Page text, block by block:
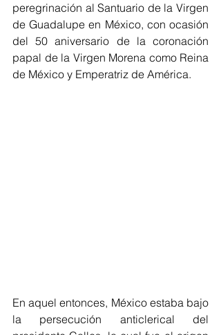
peregrinación al Santuario de la Virgen
de Guadalupe en México, con ocasión
del 50 aniversario de la coronación
papal de la Virgen Morena como Reina
de México y Emperatriz de América.
En aquel entonces, México estaba bajo
la persecución anticlerical del